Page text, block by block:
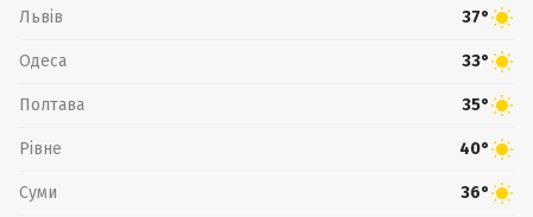
Львів 37°
Одеса 33°
Полтава 35°
Рівне 40°
Суми 36°